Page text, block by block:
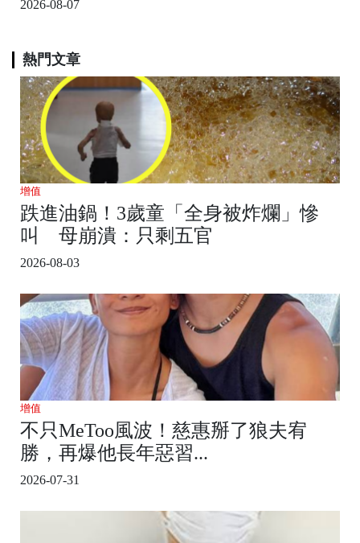
2026-08-07
熱門文章
增值
跌進油鍋！3歲童「全身被炸爛」慘
叫 母崩潰：只剩五官
2026-08-03
增值
不只MeToo風波！慈惠掰了狼夫宥
勝，再爆他長年惡習...
2026-07-31